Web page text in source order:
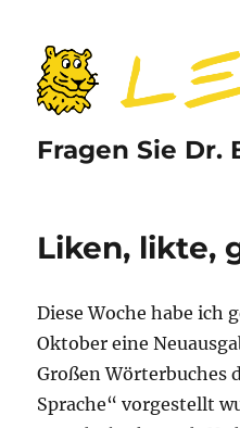
Fragen Sie Dr.
Liken, likte,
Diese Woche habe ich
Oktober eine
Großen Wörterbuches
Sprache“ vorgestellt